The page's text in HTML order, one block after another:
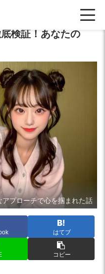
検証！あなたの
プローチで心を掴まれた話
はてブ
コピー